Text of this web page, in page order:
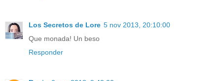
Los Secretos de Lore 5 nov 2013, 20:10:00
Que monada! Un beso
Responder